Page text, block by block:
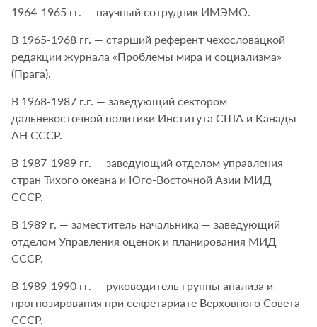
1964-1965 гг. — научный сотрудник ИМЭМО.
В 1965-1968 гг. — старший референт чехословацкой
редакции журнала «Проблемы мира и социализма»
(Прага).
В 1968-1987 г.г. — заведующий сектором
дальневосточной политики Института США и Канады
АН СССР.
В 1987-1989 гг. — заведующий отделом управления
стран Тихого океана и Юго-Восточной Азии МИД
СССР.
В 1989 г. — заместитель начальника — заведующий
отделом Управления оценок и планирования МИД
СССР.
В 1989-1990 гг. — руководитель группы анализа и
прогнозирования при секретариате Верховного Совета
СССР.